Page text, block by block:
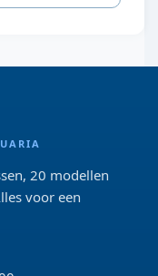
20 modellen
voor een